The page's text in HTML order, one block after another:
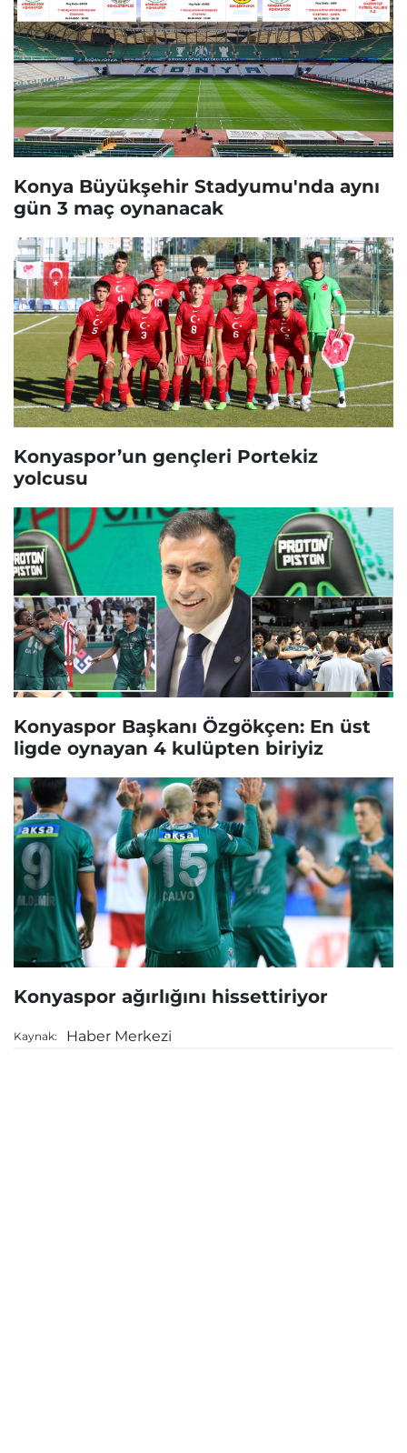
Konya Büyükşehir Stadyumu'nda aynı
gün 3 maç oynanacak
Konyaspor’un gençleri Portekiz
yolcusu
Konyaspor Başkanı Özgökçen: En üst
ligde oynayan 4 kulüpten biriyiz
Konyaspor ağırlığını hissettiriyor
Kaynak: Haber Merkezi